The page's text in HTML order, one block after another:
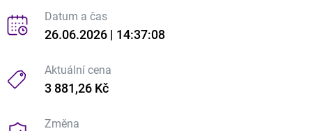
Datum a čas
26.06.2026 | 14:37:08
Aktuální cena
3 881,26 Kč
Změna